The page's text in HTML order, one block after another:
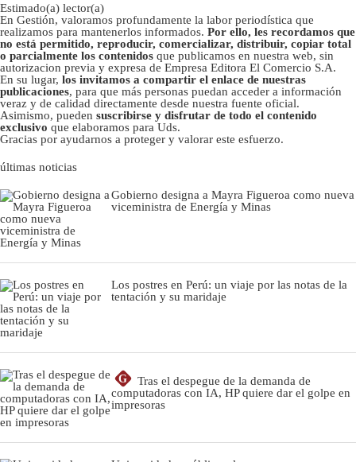
Estimado(a) lector(a)
En Gestión, valoramos profundamente la labor periodística que
realizamos para mantenerlos informados. Por ello, les recordamos que
no está permitido, reproducir, comercializar, distribuir, copiar total
o parcialmente los contenidos que publicamos en nuestra web, sin
autorizacion previa y expresa de Empresa Editora El Comercio S.A.
En su lugar, los invitamos a compartir el enlace de nuestras
publicaciones, para que más personas puedan acceder a información
veraz y de calidad directamente desde nuestra fuente oficial.
Asimismo, pueden suscribirse y disfrutar de todo el contenido
exclusivo que elaboramos para Uds.
Gracias por ayudarnos a proteger y valorar este esfuerzo.
últimas noticias
Gobierno designa a Mayra Figueroa como nueva
viceministra de Energía y Minas
Los postres en Perú: un viaje por las notas de la
tentación y su maridaje
G
Tras el despegue de la demanda de
computadoras con IA, HP quiere dar el golpe en
impresoras